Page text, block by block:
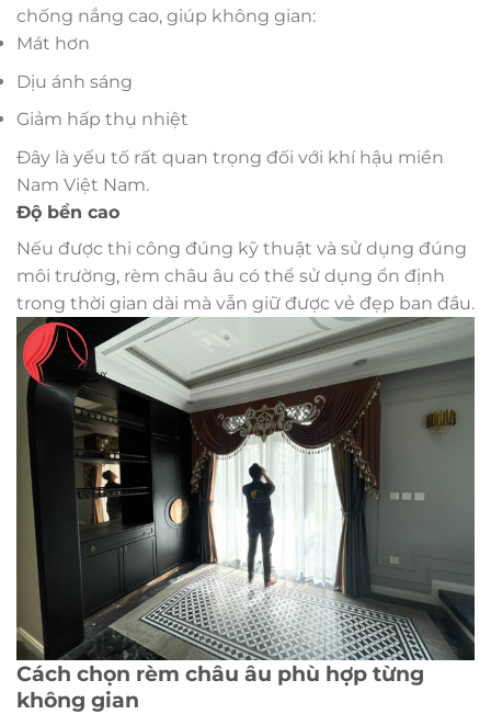
chống nắng cao, giúp không gian:
Mát hơn
Dịu ánh sáng
Giảm hấp thụ nhiệt
Đây là yếu tố rất quan trọng đối với khí hậu miền
Nam Việt Nam.
Độ bền cao
Nếu được thi công đúng kỹ thuật và sử dụng đúng
môi trường, rèm châu âu có thể sử dụng ổn định
trong thời gian dài mà vẫn giữ được vẻ đẹp ban đầu.
Cách chọn rèm châu âu phù hợp từng
không gian